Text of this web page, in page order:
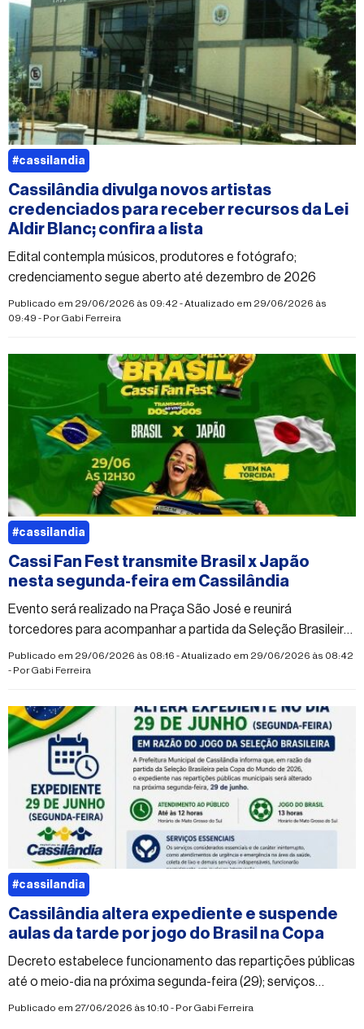
Cassilândia divulga novos artistas
credenciados para receber recursos da Lei
Aldir Blanc; confira a lista
Edital contempla músicos, produtores e fotógrafo;
credenciamento segue aberto até dezembro de 2026
Publicado em 29/06/2026 às 09:42 - Atualizado em 29/06/2026 às
09:49 - PorGabi Ferreira
#cassilandia
Cassi Fan Fest transmite Brasil x Japão
nesta segunda-feira em Cassilândia
Evento será realizado na Praça São José e reunirá
torcedores para acompanhar a partida da Seleção Brasileira
pela Copa do Mundo
Publicado em 29/06/2026 às 08:16 - Atualizado em 29/06/2026 às 08:42
- PorGabi Ferreira
#cassilandia
Cassilândia altera expediente e suspende
aulas da tarde por jogo do Brasil na Copa
Decreto estabelece funcionamento das repartições públicas
até o meio-dia na próxima segunda-feira (29); serviços
essenciais serão mantidos
Publicado em 27/06/2026 às 10:10 - PorGabi Ferreira
#cassilandia